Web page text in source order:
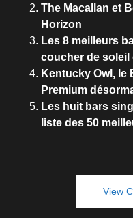
The Macallan et
Horizon
Les 8 meilleurs
coucher de soleil
Kentucky Owl, le
Premium
Les huit bars
liste des 50
View